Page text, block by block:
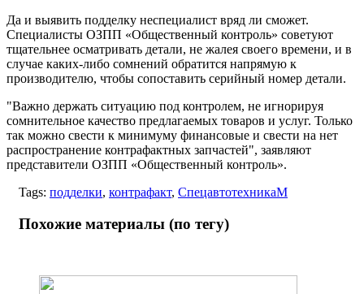
Да и выявить подделку неспециалист вряд ли сможет.
Специалисты ОЗПП «Общественный контроль» советуют
тщательнее осматривать детали, не жалея своего времени, и в
случае каких-либо сомнений обратится напрямую к
производителю, чтобы сопоставить серийный номер детали.
"Важно держать ситуацию под контролем, не игнорируя
сомнительное качество предлагаемых товаров и услуг. Только
так можно свести к минимуму финансовые и свести на нет
распространение контрафактных запчастей", заявляют
представители ОЗПП «Общественный контроль».
Tags: подделки, контрафакт, СпецавтотехникаМ
Похожие материалы (по тегу)